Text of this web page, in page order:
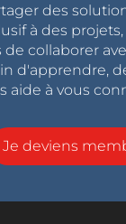
des
à des
collaborer
d'apprendre,
aide à vous
Je deviens